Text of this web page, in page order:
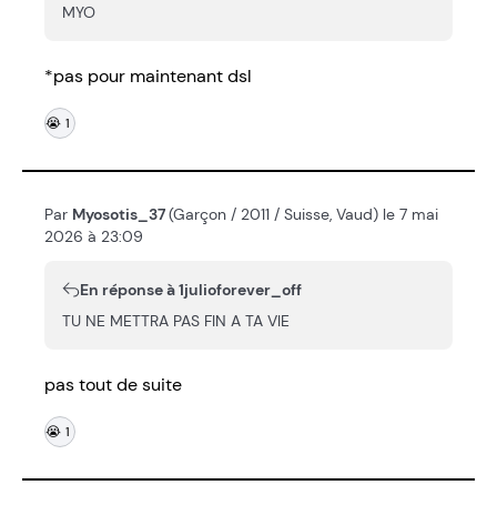
MYO
*pas pour maintenant dsl
😭 1
Par Myosotis_37(Garçon / 2011 / Suisse, Vaud) le 7 mai
2026 à 23:09
En réponse à 1julioforever_off
TU NE METTRA PAS FIN A TA VIE
pas tout de suite
😭 1